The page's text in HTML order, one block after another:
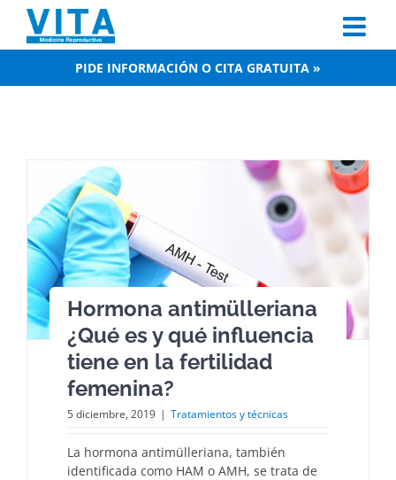
content
PIDE INFORMACIÓN O CITA GRATUITA »
Hormona antimülleriana
¿Qué es y qué influencia
tiene en la fertilidad
femenina?
5 diciembre, 2019 | Tratamientos y técnicas
La hormona antimülleriana, también
identificada como HAM o AMH, se trata de